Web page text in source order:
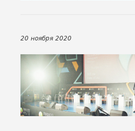
20 ноября 2020